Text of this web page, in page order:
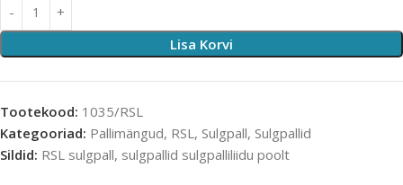
Lisa Korvi
Tootekood: 1035/RSL
Kategooriad: Pallimängud, RSL, Sulgpall, Sulgpallid
Sildid: RSL sulgpall, sulgpallid sulgpalliliidu poolt